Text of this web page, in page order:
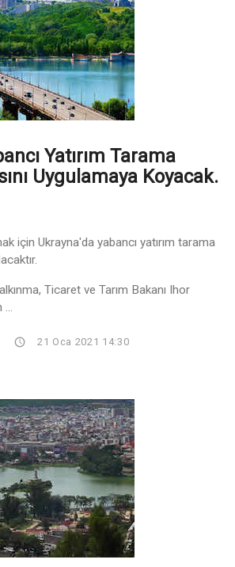
Yatırım Tarama
Uygulamaya Koyacak.
için Ukrayna'da yabancı yatırım tarama
Ticaret ve Tarım Bakanı Ihor
21 Oca 2021 14:30